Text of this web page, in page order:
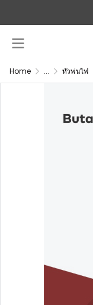
Home ... หัวพ่นไฟ